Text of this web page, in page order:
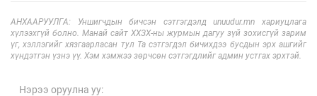
АНХААРУУЛГА: Уншигчдын бичсэн сэтгэгдэлд unuudur.mn хариуцлага
хүлээхгүй болно. Манай сайт ХХЗХ-ны журмын дагуу зүй зохисгүй зарим
үг, хэллэгийг хязгаарласан тул Та сэтгэгдэл бичихдээ бусдын эрх ашгийг
хүндэтгэн үзнэ үү. Хэм хэмжээ зөрчсөн сэтгэгдлийг админ устгах эрхтэй.